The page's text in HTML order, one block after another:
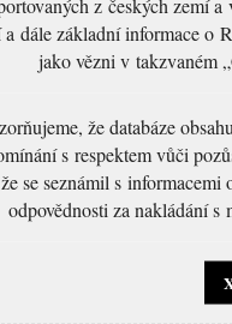
a dále základní informace o
jako vězni v takzvaném
že databáze
s respektem vůči
že se seznámil s
odpovědnosti za nakládání